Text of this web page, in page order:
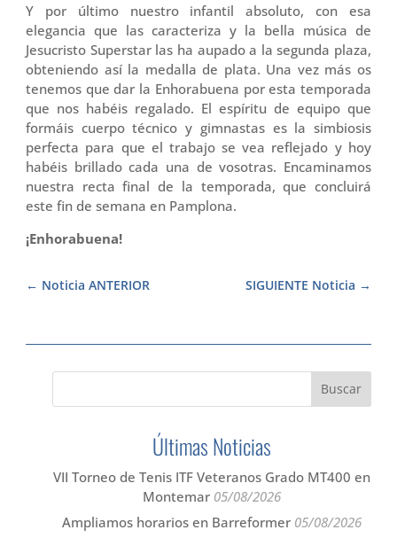
Y por último nuestro infantil absoluto, con esa
elegancia que las caracteriza y la bella música de
Jesucristo Superstar las ha aupado a la segunda plaza,
obteniendo así la medalla de plata. Una vez más os
tenemos que dar la Enhorabuena por esta temporada
que nos habéis regalado. El espíritu de equipo que
formáis cuerpo técnico y gimnastas es la simbiosis
perfecta para que el trabajo se vea reflejado y hoy
habéis brillado cada una de vosotras. Encaminamos
nuestra recta final de la temporada, que concluirá
este fin de semana en Pamplona.
¡Enhorabuena!
SIGUIENTE Noticia
Noticia ANTERIOR
Últimas Noticias
VII Torneo de Tenis ITF Veteranos Grado MT400 en
Montemar 05/08/2026
Ampliamos horarios en Barreformer 05/08/2026